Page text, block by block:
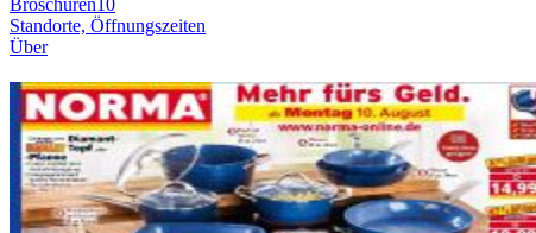
Broschüren10
Standorte, Öffnungszeiten
Über